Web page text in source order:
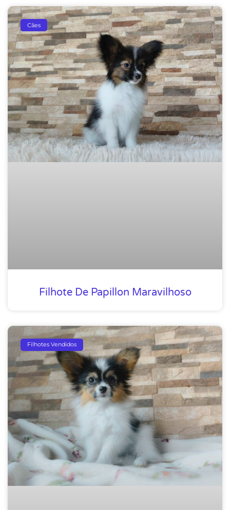
Cães
Filhote De Papillon Maravilhoso
Filhotes Vendidos